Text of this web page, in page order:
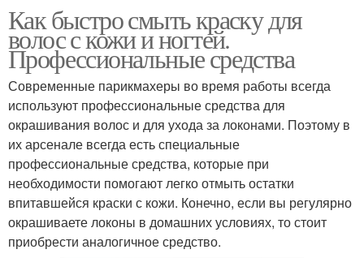
Как быстро смыть краску для
волос с кожи и ногтей.
Профессиональные средства
Современные парикмахеры во время работы всегда
используют профессиональные средства для
окрашивания волос и для ухода за локонами. Поэтому в
их арсенале всегда есть специальные
профессиональные средства, которые при
необходимости помогают легко отмыть остатки
впитавшейся краски с кожи. Конечно, если вы регулярно
окрашиваете локоны в домашних условиях, то стоит
приобрести аналогичное средство.